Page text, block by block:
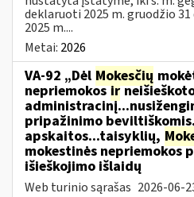
deklaruoti 2025 m. gruodžio
2025 m....
Metai: 2026
VA-92 „Dėl Mokesčių
nepriemokosir
pripažinimo
apskaitos...taisyklių,
mokestinės nepriemokos
išieškojimo išlaidų
Web turinio sąrašas 2026-06-